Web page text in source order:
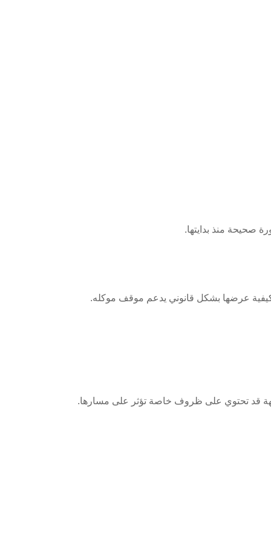
صحيحة منذ بدايتها.
كيفية عرضها بشكل قانوني يدعم موقف موكله.
قد تحتوي على ظروف خاصة تؤثر على مسارها.